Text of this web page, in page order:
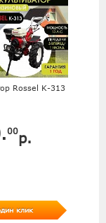
Rossel K-313
00р.
клик